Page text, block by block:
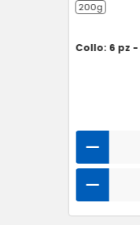
200g
Collo: 6 pz -